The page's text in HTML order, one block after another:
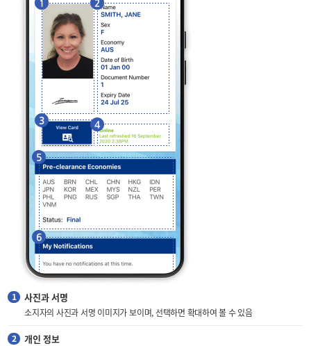
사진과 서명
소지자의 사진과 서명 이미지가 보이며, 선택하면 확대하여 볼 수 있음
개인 정보